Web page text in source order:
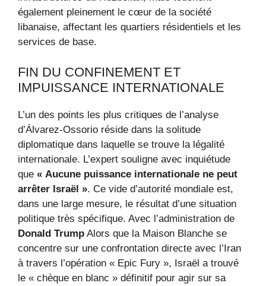
également pleinement le cœur de la société
libanaise, affectant les quartiers résidentiels et les
services de base.
FIN DU CONFINEMENT ET
IMPUISSANCE INTERNATIONALE
L’un des points les plus critiques de l’analyse
d’Álvarez-Ossorio réside dans la solitude
diplomatique dans laquelle se trouve la légalité
internationale. L’expert souligne avec inquiétude
que « Aucune puissance internationale ne peut
arrêter Israël ». Ce vide d’autorité mondiale est,
dans une large mesure, le résultat d’une situation
politique très spécifique. Avec l’administration de
Donald Trump Alors que la Maison Blanche se
concentre sur une confrontation directe avec l’Iran
à travers l’opération « Epic Fury », Israël a trouvé
le « chèque en blanc » définitif pour agir sur sa